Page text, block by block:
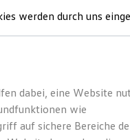
Gebrauchtwagen
Leasing
Der
werden durch uns
dabei, eine Website
wie
auf sichere Bereiche